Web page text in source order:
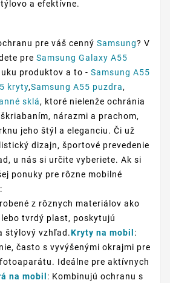
a efektívne.
pre váš cenný Samsung? V
pre Samsung Galaxy A55
produktov a to - Samsung A55
kryty,Samsung A55 puzdra,
sklá, ktoré nielenže ochránia
nárazmi a prachom,
jeho štýl a eleganciu. Či už
dizajn, športové prevedenie
u nás si určite vyberiete. Ak si
ponuky pre rôzne mobilné
z rôznych materiálov ako
tvrdý plast, poskytujú
štýlový vzhľad.Kryty na mobil :
často s vyvýšenými okrajmi pre
Ideálne pre aktívnych
na mobil : Kombinujú ochranu s